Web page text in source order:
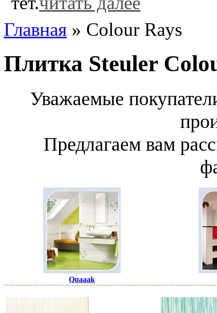
Главная » Colour Rays
Плитка Steuler
Уважаемые
Предлагаем вам
Quaaak